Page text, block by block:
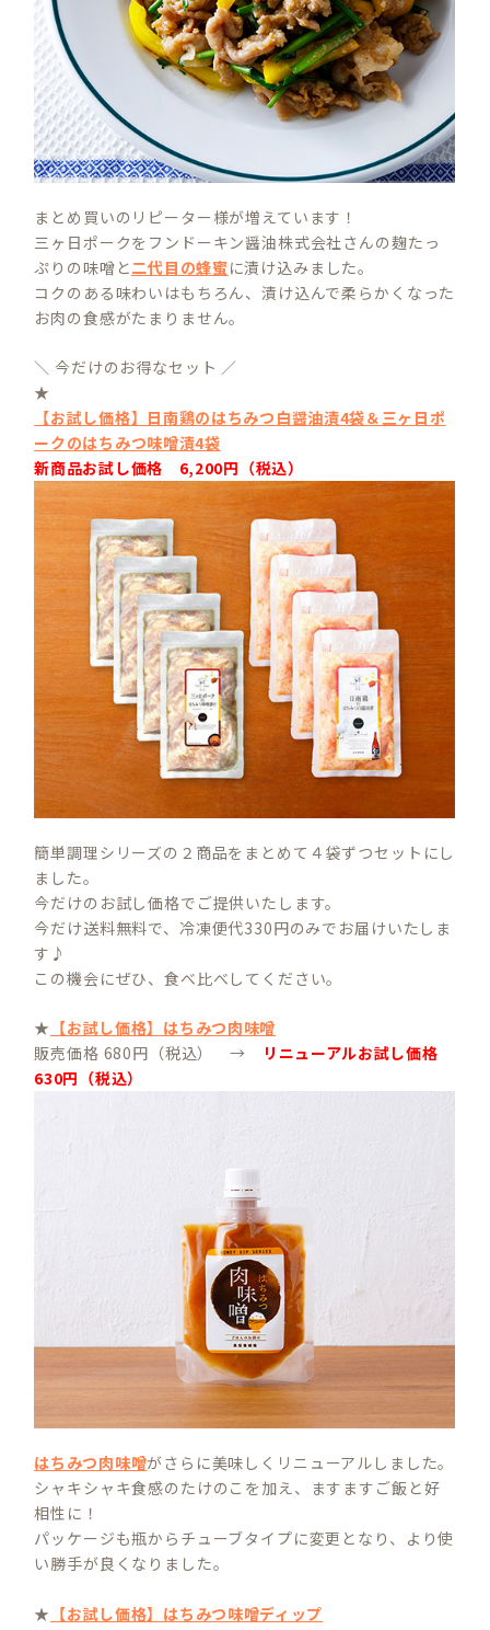
まとめ買いのリピーター様が増えています！
三ヶ日ポークをフンドーキン醤油株式会社さんの麹たっ
ぷりの味噌と二代目の蜂蜜に漬け込みました。
コクのある味わいはもちろん、漬け込んで柔らかくなった
お肉の食感がたまりません。
＼ 今だけのお得なセット ／
★
【お試し価格】日南鶏のはちみつ白醤油漬4袋＆三ヶ日ポ
ークのはちみつ味噌漬4袋
新商品お試し価格 6,200円（税込）
簡単調理シリーズの２商品をまとめて４袋ずつセットにし
ました。
今だけのお試し価格でご提供いたします。
今だけ送料無料で、冷凍便代330円のみでお届けいたしま
す♪
この機会にぜひ、食べ比べしてください。
★ 【お試し価格】はちみつ肉味噌
販売価格 680円（税込） →
リニューアルお試し価格
630円（税込）
はちみつ肉味噌がさらに美味しくリニューアルしました。
シャキシャキ食感のたけのこを加え、ますますご飯と好
相性に！
パッケージも瓶からチューブタイプに変更となり、より使
い勝手が良くなりました。
★ 【お試し価格】はちみつ味噌ディップ